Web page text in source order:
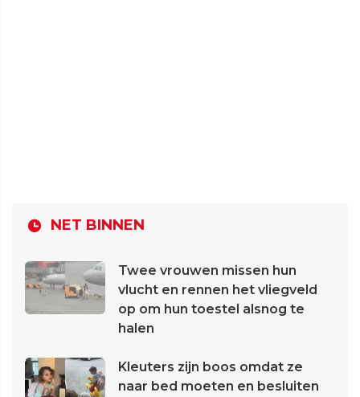
NET BINNEN
Twee vrouwen missen hun
vlucht en rennen het vliegveld
op om hun toestel alsnog te
halen
Kleuters zijn boos omdat ze
naar bed moeten en besluiten